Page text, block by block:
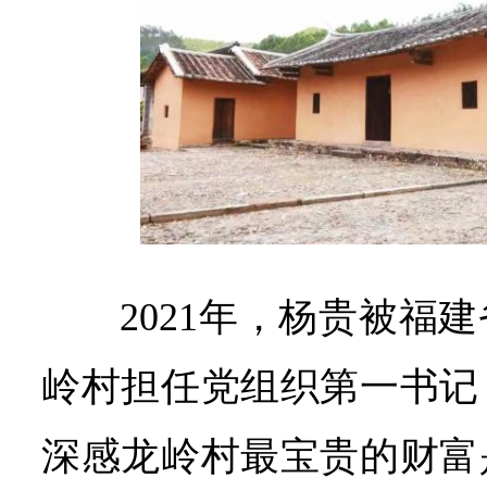
2021年，杨贵被福
岭村担任党组织第一书
深感龙岭村最宝贵的财